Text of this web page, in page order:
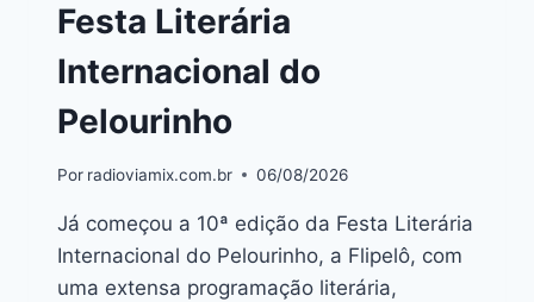
Festa Literária
Internacional do
Pelourinho
Por radioviamix.com.br 06/08/2026
Já começou a 10ª edição da Festa Literária
Internacional do Pelourinho, a Flipelô, com
uma extensa programação literária,